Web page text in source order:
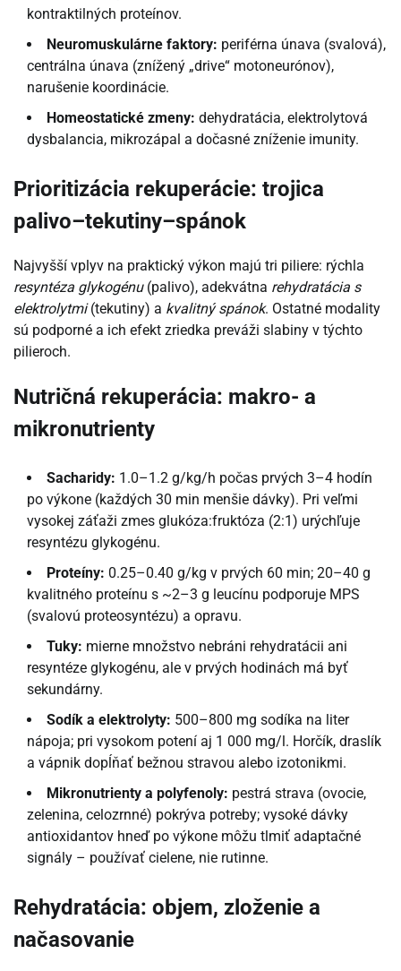
kontraktilných proteínov.
Neuromuskulárne faktory: periférna únava (svalová),
centrálna únava (znížený „drive“ motoneurónov),
narušenie koordinácie.
Homeostatické zmeny: dehydratácia, elektrolytová
dysbalancia, mikrozápal a dočasné zníženie imunity.
Prioritizácia rekuperácie: trojica
palivo–tekutiny–spánok
Najvyšší vplyv na praktický výkon majú tri piliere: rýchla
resyntéza glykogénu(palivo), adekvátna rehydratácia s
elektrolytmi(tekutiny) a kvalitný spánok. Ostatné modality
sú podporné a ich efekt zriedka preváži slabiny v týchto
pilieroch.
Nutričná rekuperácia: makro- a
mikronutrienty
Sacharidy: 1.0–1.2 g/kg/h počas prvých 3–4 hodín
po výkone (každých 30 min menšie dávky). Pri veľmi
vysokej záťaži zmes glukóza:fruktóza (2:1) urýchľuje
resyntézu glykogénu.
Proteíny: 0.25–0.40 g/kg v prvých 60 min; 20–40 g
kvalitného proteínu s ~2–3 g leucínu podporuje MPS
(svalovú proteosyntézu) a opravu.
Tuky: mierne množstvo nebráni rehydratácii ani
resyntéze glykogénu, ale v prvých hodinách má byť
sekundárny.
Sodík a elektrolyty: 500–800 mg sodíka na liter
nápoja; pri vysokom potení aj 1 000 mg/l. Horčík, draslík
a vápnik dopĺňať bežnou stravou alebo izotonikmi.
Mikronutrienty a polyfenoly: pestrá strava (ovocie,
zelenina, celozrnné) pokrýva potreby; vysoké dávky
antioxidantov hneď po výkone môžu tlmiť adaptačné
signály – používať cielene, nie rutinne.
Rehydratácia: objem, zloženie a
načasovanie